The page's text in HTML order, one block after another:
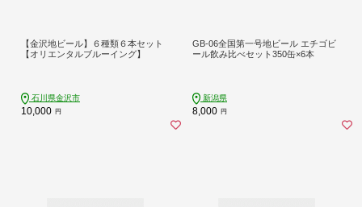
【金沢地ビール】６種類６本セット
【オリエンタルブルーイング】
石川県金沢市
10,000 円
GB-06全国第一号地ビール エチゴビ
ール飲み比べセット350缶×6本
新潟県
8,000 円